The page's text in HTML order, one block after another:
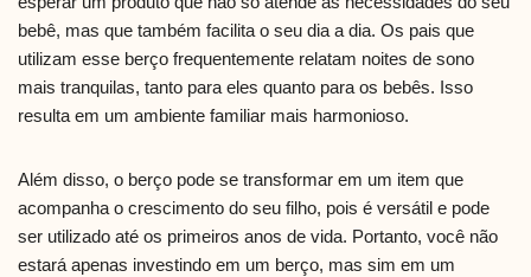
bebê, mas que também facilita o seu dia a dia. Os pais que
utilizam esse berço frequentemente relatam noites de sono
mais tranquilas, tanto para eles quanto para os bebês. Isso
resulta em um ambiente familiar mais harmonioso.
Além disso, o berço pode se transformar em um item que
acompanha o crescimento do seu filho, pois é versátil e pode
ser utilizado até os primeiros anos de vida. Portanto, você não
estará apenas investindo em um berço, mas sim em um